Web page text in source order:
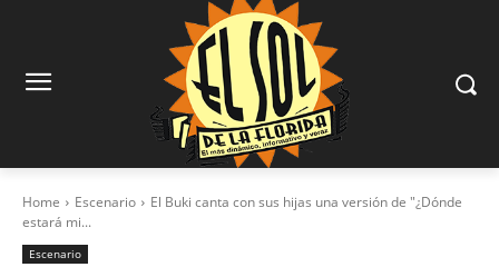
Home Escenario
El Buki canta con sus hijas una versión de "¿Dónde
estará mi...
Escenario